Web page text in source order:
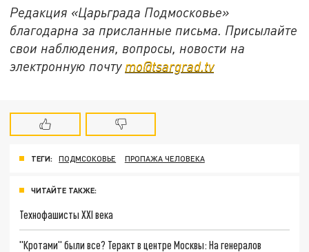
Редакция «Царьграда Подмосковье»
благодарна за присланные письма. Присылайте
свои наблюдения, вопросы, новости на
электронную почту mo@tsargrad.tv
ТЕГИ: ПОДМСОКОВЬЕ ПРОПАЖА ЧЕЛОВЕКА
ЧИТАЙТЕ ТАКЖЕ:
Технофашисты XXI века
"Кротами" были все? Теракт в центре Москвы: На генералов